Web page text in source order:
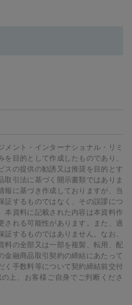
ント・インターナショナル・リミ
目的として作成したものであり、
スの提供の勧誘又は推奨を目的とす
取引法に基づく開示書類ではありま
報に基づき作成しておりますが、当
証するものではなく、その誤謬につ
本資料に記載された内容は本資料作
される可能性があります。また、過
するものではありません。なお、
料の全部又は一部を複製、転用、配
金融商品取引契約の締結にあたって
く手数料等について契約締結前交付
上、お客様ご自身でご判断くださ